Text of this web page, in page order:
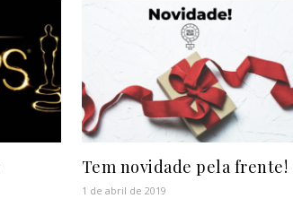
Tem novidade pela frente!
1 de abril de 2019